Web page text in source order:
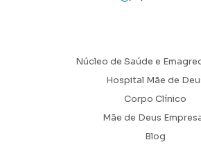
Núcleo de Saúde e
Hospital Mãe de
Corpo Clínico
Mãe de Deus
Blog